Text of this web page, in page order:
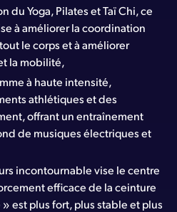
du Yoga, Pilates et Taï Chi, ce
à améliorer la coordination
le corps et à améliorer
la mobilité,
à haute intensité,
athlétiques et des
offrant un entraînement
de musiques électriques et
incontournable vise le centre
efficace de la ceinture
est plus fort, plus stable et plus